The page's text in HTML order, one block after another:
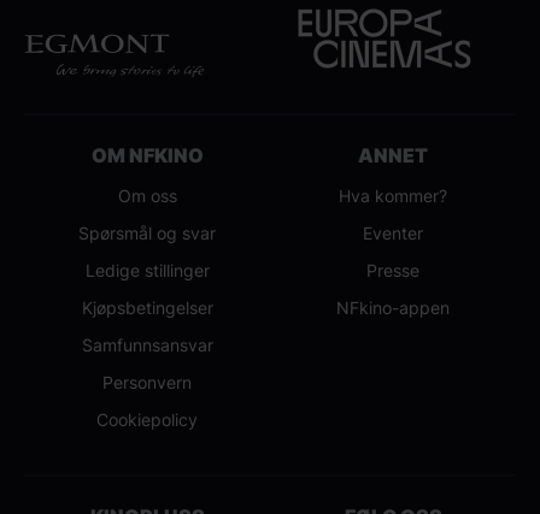
OM NFKINO
Om oss
Spørsmål og svar
Ledige stillinger
Kjøpsbetingelser
Samfunnsansvar
Personvern
Cookiepolicy
ANNET
Hva kommer?
Eventer
Presse
NFkino-appen